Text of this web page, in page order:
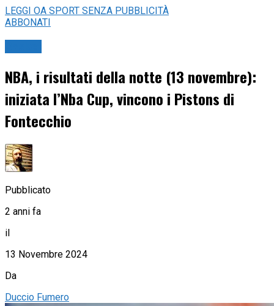
LEGGI OA SPORT SENZA PUBBLICITÀ
ABBONATI
NBA, i risultati della notte (13 novembre):
iniziata l’Nba Cup, vincono i Pistons di
Fontecchio
Pubblicato
2 anni fa
il
13 Novembre 2024
Da
Duccio Fumero